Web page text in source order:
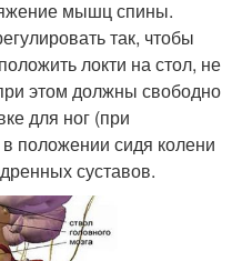
мышц спины.
так, чтобы
локти на стол, не
этом должны свободно
для ног (при
положении сидя колени
суставов.